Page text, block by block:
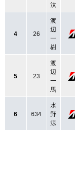
汰
4 26
渡
辺
一
樹
5 23
渡
辺
一
馬
6 634
水
野
涼